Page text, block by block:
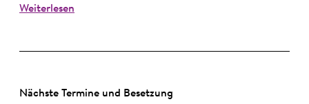
Weiterlesen
Nächste Termine und Besetzung